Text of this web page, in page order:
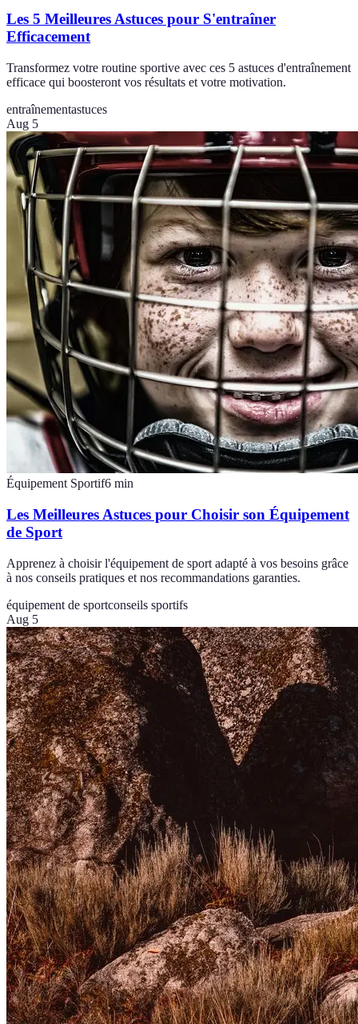
Les 5 Meilleures Astuces pour S'entraîner
Efficacement
Transformez votre routine sportive avec ces 5 astuces d'entraînement
efficace qui boosteront vos résultats et votre motivation.
entraînementastuces
Aug 5
Équipement Sportif6 min
Les Meilleures Astuces pour Choisir son Équipement
de Sport
Apprenez à choisir l'équipement de sport adapté à vos besoins grâce
à nos conseils pratiques et nos recommandations garanties.
équipement de sportconseils sportifs
Aug 5